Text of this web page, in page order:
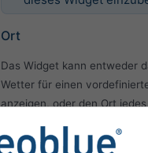
Ort
Das Widget kann entweder
Wetter für einen
anzeigen, oder den Ort jedes
bestimmen.